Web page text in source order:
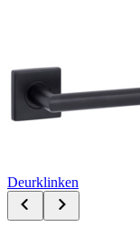
Deurklinken